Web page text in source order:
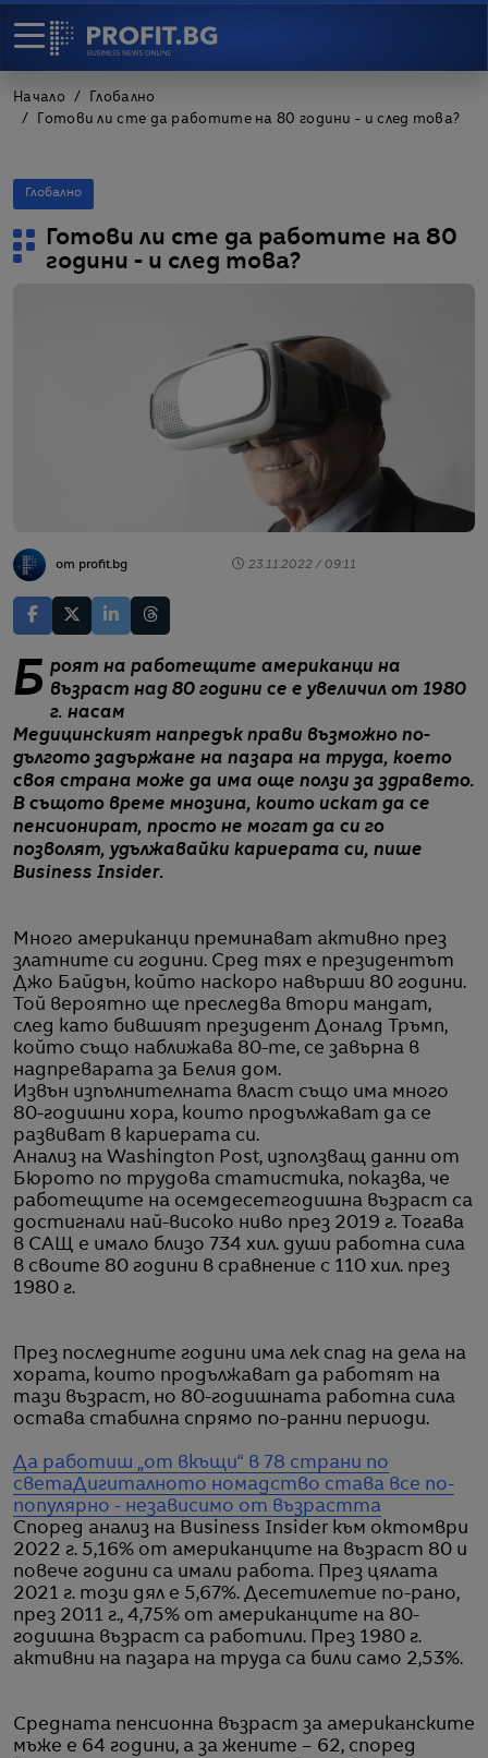
Начало
Глобално
Готови ли сте да работите на 80 години - и след това?
Глобално
Готови ли сте да работите на 80
години - и след това?
от profit.bg 23.11.2022 / 09:11
Броят на работещите американци на възраст над 80 години се е увеличил от 1980
г. насам
Медицинският напредък прави възможно по-
дългото задържане на пазара на труда, което
своя страна може да има още ползи за здравето.
В същото време мнозина, които искат да се
пенсионират, просто не могат да си го
позволят, удължавайки кариерата си, пише
Business Insider.
Много американци преминават активно през
златните си години. Сред тях е президентът
Джо Байдън, който наскоро навърши 80 години.
Той вероятно ще преследва втори мандат,
след като бившият президент Доналд Тръмп,
който също наближава 80-те, се завърна в
надпреварата за Белия дом.
Извън изпълнителната власт също има много
80-годишни хора, които продължават да се
развиват в кариерата си.
Анализ на Washington Post, използващ данни от
Бюрото по трудова статистика, показва, че
работещите на осемдесетгодишна възраст са
достигнали най-високо ниво през 2019 г. Тогава
в САЩ е имало близо 734 хил. души работна сила
в своите 80 години в сравнение с 110 хил. през
1980 г.
През последните години има лек спад на дела на
хората, които продължават да работят на
тази възраст, но 80-годишната работна сила
остава стабилна спрямо по-ранни периоди.
Да работиш „от вкъщи“ в 78 страни по
светаДигиталното номадство става все по-
популярно - независимо от възрастта
Според анализ на Business Insider към октомври
2022 г. 5,16% от американците на възраст 80 и
повече години са имали работа. През цялата
2021 г. този дял е 5,67%. Десетилетие по-рано,
през 2011 г., 4,75% от американците на 80-
годишна възраст са работили. През 1980 г.
активни на пазара на труда са били само 2,53%.
Средната пенсионна възраст за американските
мъже е 64 години, а за жените – 62, според